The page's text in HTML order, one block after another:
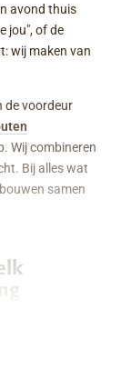
avond thuis
jou", of de
wij maken van
de voordeur
Wij combineren
Bij alles wat
samen